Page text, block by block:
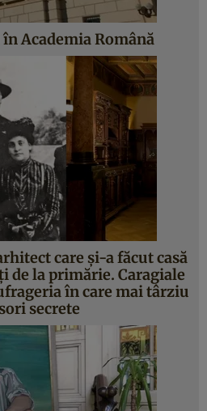
Academia Română
care şi-a făcut casă
de la primărie. Caragiale
în care mai târziu
secrete